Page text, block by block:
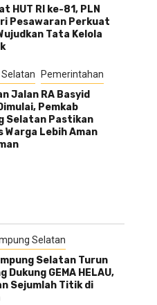
HUT RI ke-81, PLN
Pesawaran Perkuat
Tata Kelola
Pemerintahan
Jalan RA Basyid
Pemkab
Selatan Pastikan
Warga Lebih Aman
Selatan
Selatan Turun
Dukung GEMA HELAU,
Sejumlah Titik di